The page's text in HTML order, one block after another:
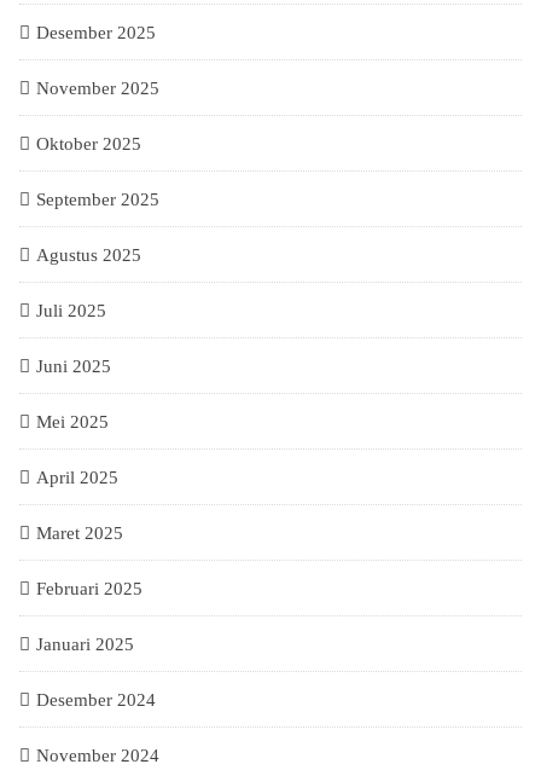
Desember 2025
November 2025
Oktober 2025
September 2025
Agustus 2025
Juli 2025
Juni 2025
Mei 2025
April 2025
Maret 2025
Februari 2025
Januari 2025
Desember 2024
November 2024